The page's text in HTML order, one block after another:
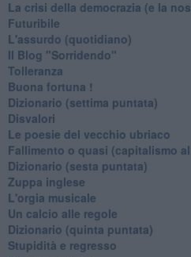
La crisi della democrazia (e la
Futuribile
L'assurdo (quotidiano)
Il Blog "Sorridendo"
Tolleranza
Buona fortuna !
​Dizionario (settima puntata)
Disvalori
Le poesie del vecchio ubriaco
Fallimento o quasi (capitalismo
Dizionario (sesta puntata)
Zuppa inglese
L'orgia musicale
Un calcio alle regole
Dizionario (quinta puntata)
Stupidità e regresso